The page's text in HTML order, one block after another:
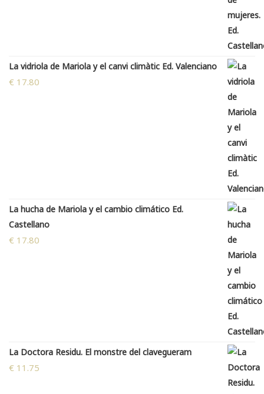
La vidriola de Mariola y el canvi climàtic Ed. Valenciano
€ 17.80
La hucha de Mariola y el cambio climático Ed.
Castellano
€ 17.80
La Doctora Residu. El monstre del clavegueram
€ 11.75